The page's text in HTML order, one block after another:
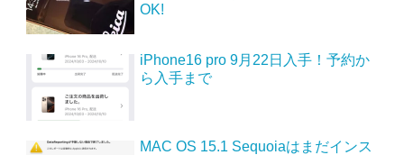
OK!
iPhone16 pro 9月22日入手！予約か
ら入手まで
MAC OS 15.1 Sequoiaはまだインス